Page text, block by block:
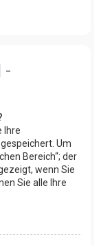
-
Ihre
Um
Bereich“; der
wenn Sie
Sie alle Ihre